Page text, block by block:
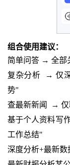
组合使用建议：
简单问答 → 全部
复杂分析
→ 仅
势"
查最新新闻
→
基于个人资料写
工作总结"
深度分析+最新数